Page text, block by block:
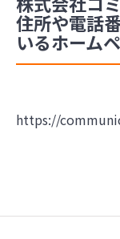
住所や電話
いるホーム
https://